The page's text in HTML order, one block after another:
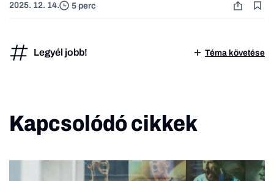
2025. 12. 14. 5 perc
Legyél jobb! Téma követése
Kapcsolódó cikkek